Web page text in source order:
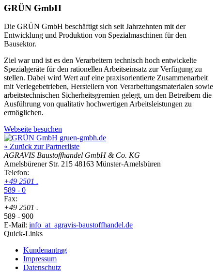
GRÜN GmbH
Die GRÜN GmbH beschäftigt sich seit Jahrzehnten mit der
Entwicklung und Produktion von Spezialmaschinen für den
Bausektor.
Ziel war und ist es den Verarbeitern technisch hoch entwickelte
Spezialgeräte für den rationellen Arbeitseinsatz zur Verfügung zu
stellen. Dabei wird Wert auf eine praxisorientierte Zusammenarbeit
mit Verlegebetrieben, Herstellern von Verarbeitungsmaterialen sowie
arbeitstechnischen Sicherheitsgremien gelegt, um den Betreibern die
Ausführung von qualitativ hochwertigen Arbeitsleistungen zu
ermöglichen.
Webseite besuchen
gruen-gmbh.de
« Zurück zur Partnerliste
AGRAVIS Baustoffhandel GmbH & Co. KG
Amelsbürener Str. 215 48163 Münster-Amelsbüren
Telefon:
+49 2501 .
589 - 0
Fax:
+49 2501 .
589 - 900
E-Mail: info _at_ agravis-baustoffhandel.de
Quick-Links
Kundenantrag
Impressum
Datenschutz